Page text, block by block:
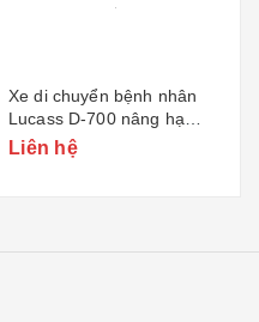
Xe di chuyển bệnh nhân
Lucass D-700 nâng hạ
chiều cao bằng piston thủy
Liên hệ